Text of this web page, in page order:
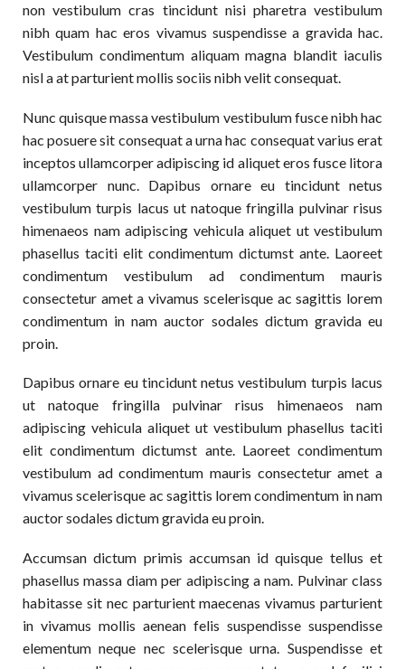
non vestibulum cras tincidunt nisi pharetra vestibulum
nibh quam hac eros vivamus suspendisse a gravida hac.
Vestibulum condimentum aliquam magna blandit iaculis
nisl a at parturient mollis sociis nibh velit consequat.
Nunc quisque massa vestibulum vestibulum fusce nibh hac
hac posuere sit consequat a urna hac consequat varius erat
inceptos ullamcorper adipiscing id aliquet eros fusce litora
ullamcorper nunc. Dapibus ornare eu tincidunt netus
vestibulum turpis lacus ut natoque fringilla pulvinar risus
himenaeos nam adipiscing vehicula aliquet ut vestibulum
phasellus taciti elit condimentum dictumst ante. Laoreet
condimentum vestibulum ad condimentum mauris
consectetur amet a vivamus scelerisque ac sagittis lorem
condimentum in nam auctor sodales dictum gravida eu
proin.
Dapibus ornare eu tincidunt netus vestibulum turpis lacus
ut natoque fringilla pulvinar risus himenaeos nam
adipiscing vehicula aliquet ut vestibulum phasellus taciti
elit condimentum dictumst ante. Laoreet condimentum
vestibulum ad condimentum mauris consectetur amet a
vivamus scelerisque ac sagittis lorem condimentum in nam
auctor sodales dictum gravida eu proin.
Accumsan dictum primis accumsan id quisque tellus et
phasellus massa diam per adipiscing a nam. Pulvinar class
habitasse sit nec parturient maecenas vivamus parturient
in vivamus mollis aenean felis suspendisse suspendisse
elementum neque nec scelerisque urna. Suspendisse et